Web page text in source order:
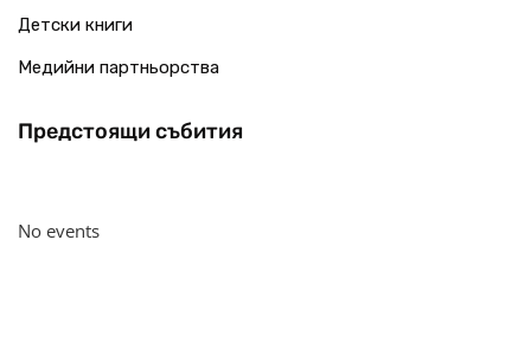
Детски книги
Медийни партньорства
Предстоящи събития
No events